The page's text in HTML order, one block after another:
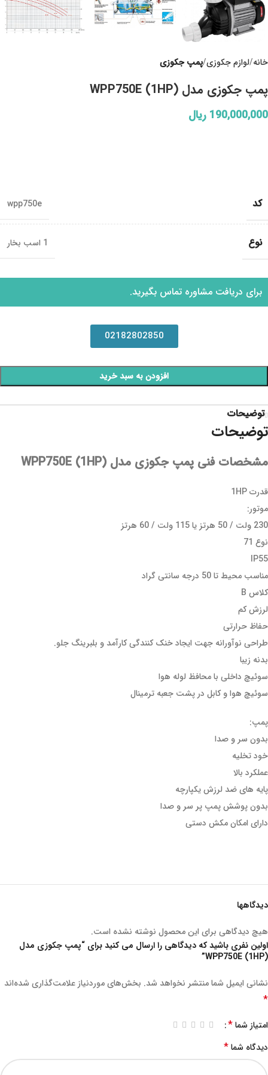
خانه لوازم جکوزی پمپ جکوزی
پمپ جکوزی مدل WPP750E (1HP)
190,000,000 ریال
کد wpp750e
نوع 1 اسب بخار
برای دریافت مشاوره تماس بگیرید.
02182802850
افزودن به سبد خرید
توضیحات
توضیحات
مشخصات فنی پمپ جکوزی مدل WPP750E (1HP)
قدرت 1HP
موتور:
230 ولت / 50 هرتز یا 115 ولت / 60 هرتز
نوع 71
IP55
مناسب محیط تا 50 درجه سانتی گراد
کلاس B
لرزش کم
حفاظ حرارتی
طراحی نوآورانه جهت ایجاد خنک کنندگی کارآمد و بلبرینگ جلو.
بدنه زیبا
سوئیچ داخلی با محافظ لوله هوا
سوئیچ هوا و کابل در پشت جعبه ترمینال
پمپ:
بدون سر و صدا
خود تخلیه
عملکرد بالا
پایه های ضد لرزش یکپارچه
بدون پوشش پمپ پر سر و صدا
دارای امکان مکش دستی
دیدگاهها
هیچ دیدگاهی برای این محصول نوشته نشده است.
اولین نفری باشید که دیدگاهی را ارسال می کنید برای “پمپ جکوزی مدل
WPP750E (1HP)”
نشانی ایمیل شما منتشر نخواهد شد. بخش‌های موردنیاز علامت‌گذاری شده‌اند
*
امتیاز شما*
دیدگاه شما*